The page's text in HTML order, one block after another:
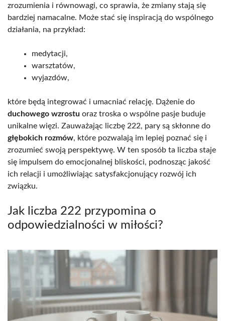
zrozumienia i równowagi, co sprawia, że zmiany stają się
bardziej namacalne. Może stać się inspiracją do wspólnego
działania, na przykład:
medytacji,
warsztatów,
wyjazdów,
które będą integrować i umacniać relację. Dążenie do
duchowego wzrostu oraz troska o wspólne pasje buduje
unikalne więzi. Zauważając liczbę 222, pary są skłonne do
głębokich rozmów, które pozwalają im lepiej poznać się i
zrozumieć swoją perspektywę. W ten sposób ta liczba staje
się impulsem do emocjonalnej bliskości, podnosząc jakość
ich relacji i umożliwiając satysfakcjonujący rozwój ich
związku.
Jak liczba 222 przypomina o
odpowiedzialności w miłości?